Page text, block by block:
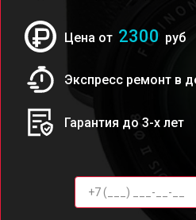
Цена от 2300 руб
Экспресс ремонт в
Гарантия до 3-х лет